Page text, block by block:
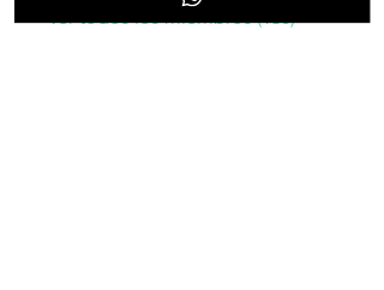
Ver todos los miembros (130)